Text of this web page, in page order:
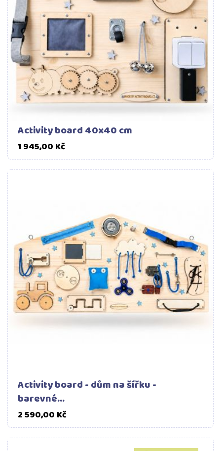
Activity board 40x40 cm
1 945,00 KčCena
Activity board - dům na šířku -
barevné...
2 590,00 KčCena